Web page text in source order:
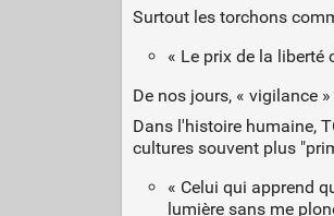
Surtout les torchons
« Le prix de la liberté
De nos jours, « vigilance
Dans l'histoire humaine,
cultures souvent plus
« Celui qui apprend
lumière sans me